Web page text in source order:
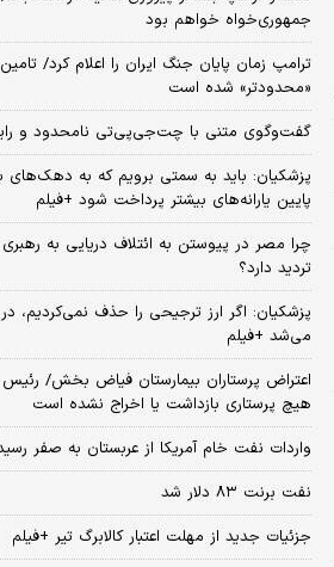
جمهوری‌خواه خواهم بود
ترامپ زمان پایان جنگ ایران را اعلام کرد/
«محدودتر» شده است
گفت‌وگوی متنی با چت‌جی‌پی‌تی نامحدود و
پزشکیان: باید به سمتی برویم که به دهک‌های
پایین یارانه‌های بیشتر پرداخت شود +فیلم
چرا مصر در پیوستن به ائتلاف دریایی به رهبری
تردید دارد؟
پزشکیان: اگر ارز ترجیحی را حذف
می‌شد +فیلم
اعتراض پرستاران بیمارستان فیاض بخش/ رئیس
هیچ پرستاری بازداشت یا اخراج نشده است
واردات نفت خام آمریکا از عربستان به صفر
نفت برنت ۸۳ دلار شد
جزئیات جدید از مهلت اعتبار کالابرگ تیر +فیلم